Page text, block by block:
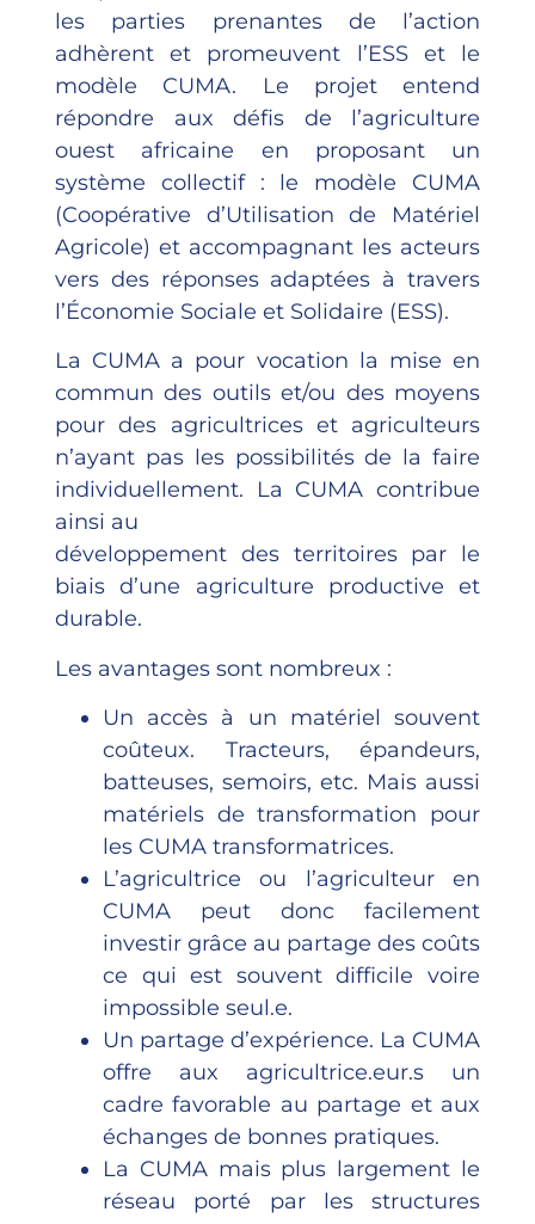
les parties prenantes de l’action
adhèrent et promeuvent l’ESS et le
modèle CUMA. Le projet entend
répondre aux défis de l’agriculture
ouest africaine en proposant un
système collectif : le modèle CUMA
(Coopérative d’Utilisation de Matériel
Agricole) et accompagnant les acteurs
vers des réponses adaptées à travers
l’Économie Sociale et Solidaire (ESS).
La CUMA a pour vocation la mise en
commun des outils et/ou des moyens
pour des agricultrices et agriculteurs
n’ayant pas les possibilités de la faire
individuellement. La CUMA contribue
ainsi au
développement des territoires par le
biais d’une agriculture productive et
durable.
Les avantages sont nombreux :
Un accès à un matériel souvent
coûteux. Tracteurs, épandeurs,
batteuses, semoirs, etc. Mais aussi
matériels de transformation pour
les CUMA transformatrices.
L’agricultrice ou l’agriculteur en
CUMA peut donc facilement
investir grâce au partage des coûts
ce qui est souvent difficile voire
impossible seul.e.
Un partage d’expérience. La CUMA
offre aux agricultrice.eur.s un
cadre favorable au partage et aux
échanges de bonnes pratiques.
La CUMA mais plus largement le
réseau porté par les structures